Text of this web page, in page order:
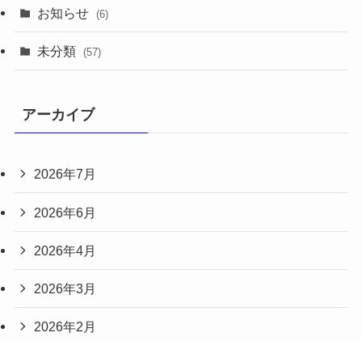
お知らせ (6)
未分類 (57)
アーカイブ
2026年7月
2026年6月
2026年4月
2026年3月
2026年2月